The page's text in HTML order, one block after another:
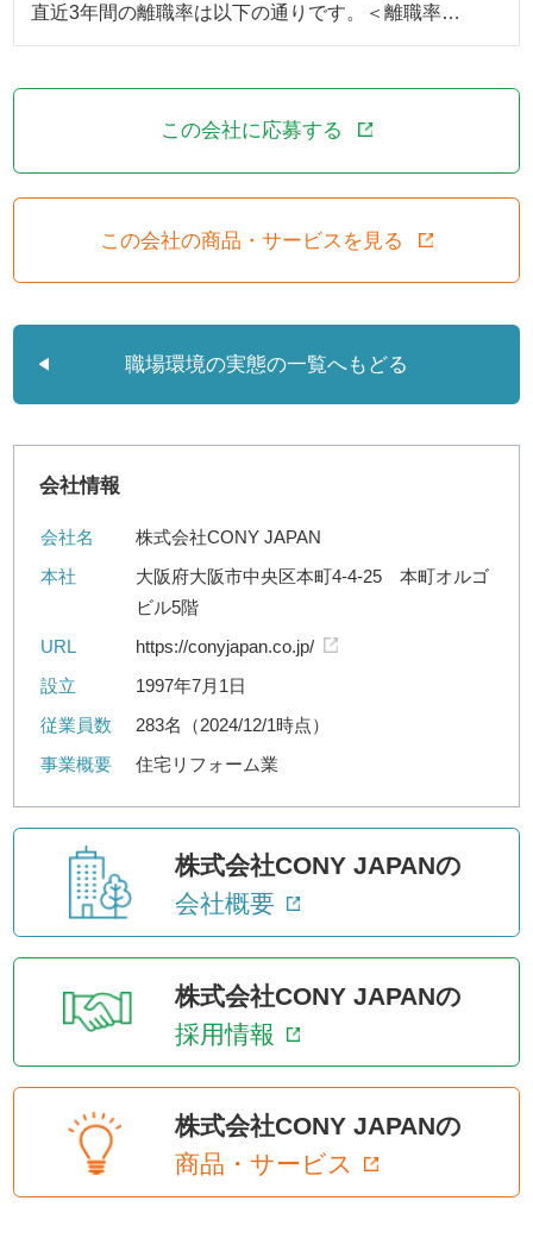
直近3年間の離職率は以下の通りです。＜離職率…
この会社に応募する
この会社の商品・サービスを見る
職場環境の実態の一覧へもどる
会社情報
会社名
株式会社CONY JAPAN
本社
大阪府大阪市中央区本町4-4-25 本町オルゴ
ビル5階
URL
https://conyjapan.co.jp/
設立
1997年7月1日
従業員数
283名（2024/12/1時点）
事業概要
住宅リフォーム業
株式会社CONY JAPANの
会社概要
株式会社CONY JAPANの
採用情報
株式会社CONY JAPANの
商品・サービス